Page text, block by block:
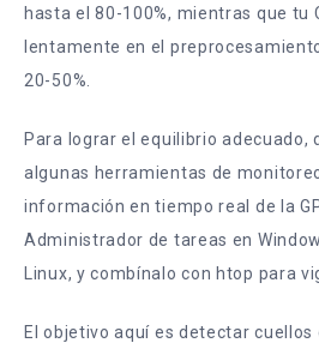
hasta el 80-100%, mientras que tu
lentamente en el
20-50%.
Para lograr el equilibrio adecuado,
algunas herramientas de
información en tiempo real de la
Administrador de tareas en
Linux, y combínalo con htop para
El objetivo aquí es detectar